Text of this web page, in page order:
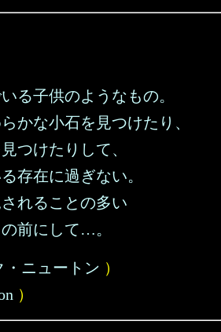
る子供のようなもの。
かな小石を見つけたり、
つけたりして、
存在に過ぎない。
れることの多い
前にして…。
・ニュートン ）
）